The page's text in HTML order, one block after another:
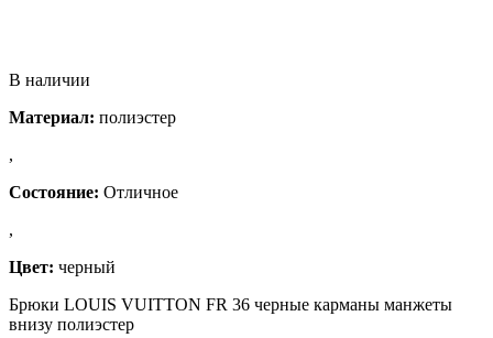
В наличии
Материал: полиэстер
,
Состояние: Отличное
,
Цвет: черный
Брюки LOUIS VUITTON FR 36 черные карманы манжеты
внизу полиэстер